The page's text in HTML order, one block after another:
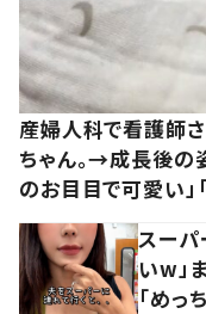
産婦人科で看護師
ちゃん。→成長後の
のお目目で可愛い」
スーパ
いw」
「めっ